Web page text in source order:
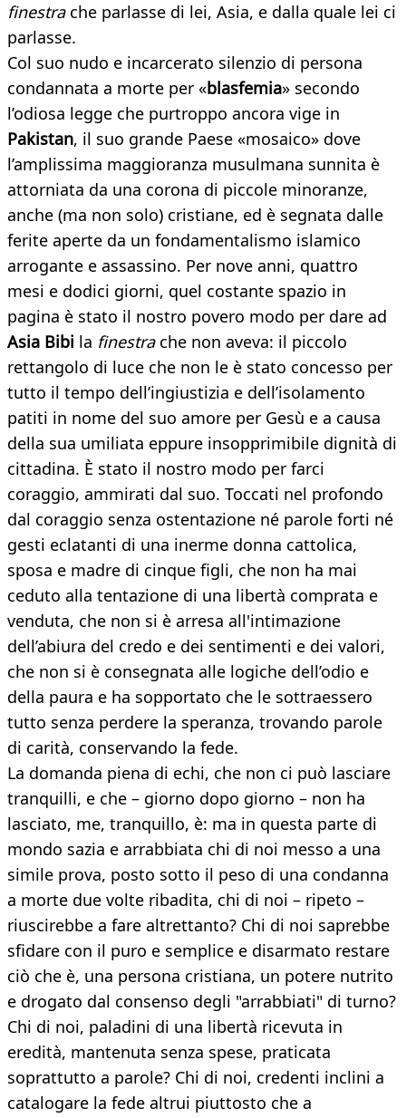
finestrache parlasse di lei, Asia, e dalla quale lei ci
parlasse.
Col suo nudo e incarcerato silenzio di persona
condannata a morte per «blasfemia» secondo
l’odiosa legge che purtroppo ancora vige in
Pakistan, il suo grande Paese «mosaico» dove
l’amplissima maggioranza musulmana sunnita è
attorniata da una corona di piccole minoranze,
anche (ma non solo) cristiane, ed è segnata dalle
ferite aperte da un fondamentalismo islamico
arrogante e assassino. Per nove anni, quattro
mesi e dodici giorni, quel costante spazio in
pagina è stato il nostro povero modo per dare ad
Asia Bibi la finestra che non aveva: il piccolo
rettangolo di luce che non le è stato concesso per
tutto il tempo dell’ingiustizia e dell’isolamento
patiti in nome del suo amore per Gesù e a causa
della sua umiliata eppure insopprimibile dignità di
cittadina. È stato il nostro modo per farci
coraggio, ammirati dal suo. Toccati nel profondo
dal coraggio senza ostentazione né parole forti né
gesti eclatanti di una inerme donna cattolica,
sposa e madre di cinque figli, che non ha mai
ceduto alla tentazione di una libertà comprata e
venduta, che non si è arresa all'intimazione
dell’abiura del credo e dei sentimenti e dei valori,
che non si è consegnata alle logiche dell’odio e
della paura e ha sopportato che le sottraessero
tutto senza perdere la speranza, trovando parole
di carità, conservando la fede.
La domanda piena di echi, che non ci può lasciare
tranquilli, e che – giorno dopo giorno – non ha
lasciato, me, tranquillo, è: ma in questa parte di
mondo sazia e arrabbiata chi di noi messo a una
simile prova, posto sotto il peso di una condanna
a morte due volte ribadita, chi di noi – ripeto –
riuscirebbe a fare altrettanto? Chi di noi saprebbe
sfidare con il puro e semplice e disarmato restare
ciò che è, una persona cristiana, un potere nutrito
e drogato dal consenso degli "arrabbiati" di turno?
Chi di noi, paladini di una libertà ricevuta in
eredità, mantenuta senza spese, praticata
soprattutto a parole? Chi di noi, credenti inclini a
catalogare la fede altrui piuttosto che a